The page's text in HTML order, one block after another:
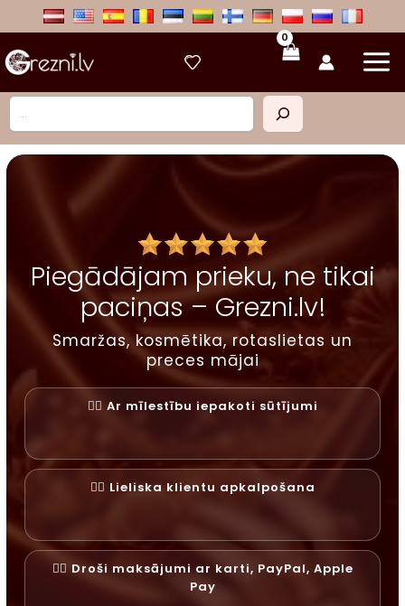
Meklēt
Piegādājam prieku, ne tikai
paciņas – Grezni.lv!
Smaržas, kosmētika, rotaslietas un
preces mājai
✓⃝ Ar mīlestību iepakoti sūtījumi
✓⃝ Lieliska klientu apkalpošana
✓⃝ Droši maksājumi ar karti, PayPal, Apple
Pay